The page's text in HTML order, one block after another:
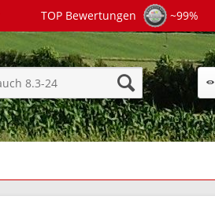
TOP Bewertungen ~99%